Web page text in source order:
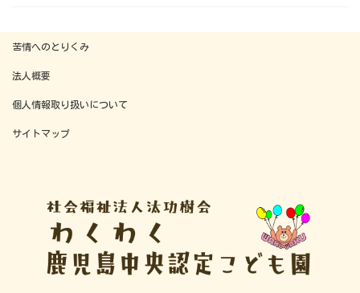
苦情へのとりくみ
法人概要
個人情報取り扱いについて
サイトマップ